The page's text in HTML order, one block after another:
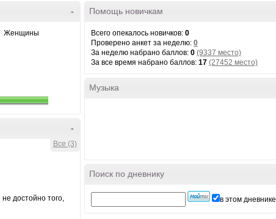
-
Женщины
-
Все (3)
достойно того,
Помощь новичкам
Всего опекалось новичков: 0
Проверено анкет за неделю: 0
За неделю набрано баллов: 0 (9337 место)
За все время набрано баллов: 17 (27452 место)
Музыка
Поиск по дневнику
в этом дневнике